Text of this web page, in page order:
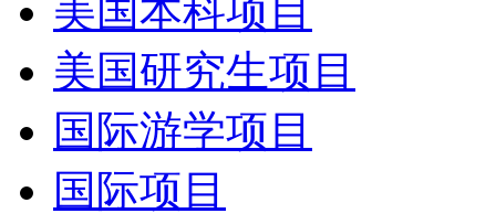
美国本科项目
美国研究生项目
国际游学项目
国际项目